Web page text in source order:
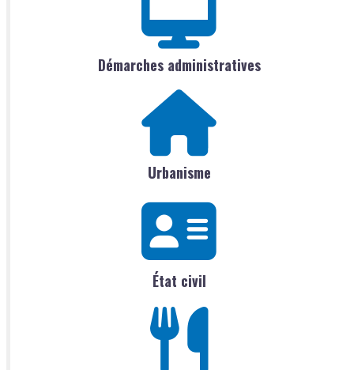
Démarches administratives
Urbanisme
État civil